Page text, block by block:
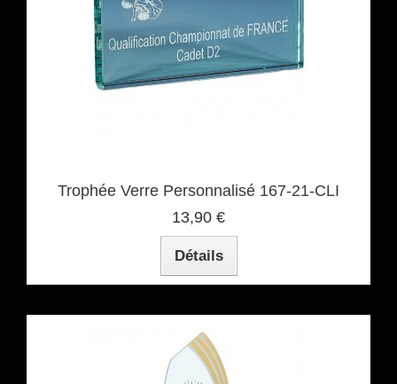
Trophée Verre Personnalisé 167-21-CLI
13,90 €
Détails